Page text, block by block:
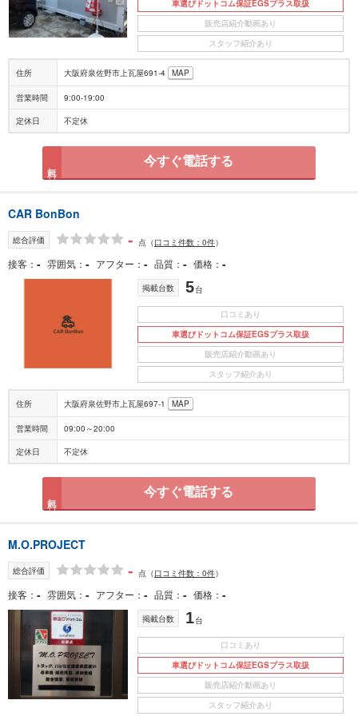
車選びドットコム保証EGSプラス取扱
販売店紹介動画あり
スタッフ紹介あり
住所 大阪府泉佐野市上瓦屋691-4 MAP
営業時間 9:00-19:00
定休日 不定休
今すぐ電話する
CAR BonBon
総合評価 - 点 （口コミ件数：0件）
接客 - 雰囲気 - アフター - 品質 - 価格 -
掲載台数 5台
口コミあり
車選びドットコム保証EGSプラス取扱
販売店紹介動画あり
スタッフ紹介あり
住所 大阪府泉佐野市上瓦屋697-1 MAP
営業時間 09:00～20:00
定休日 不定休
今すぐ電話する
M.O.PROJECT
総合評価 - 点 （口コミ件数：0件）
接客 - 雰囲気 - アフター - 品質 - 価格 -
掲載台数 1台
口コミあり
車選びドットコム保証EGSプラス取扱
販売店紹介動画あり
スタッフ紹介あり